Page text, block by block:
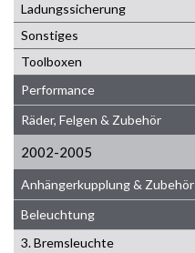
Ladungssicherung
Sonstiges
Toolboxen
Performance
Räder, Felgen & Zubehör
2002-2005
Anhängerkupplung & Zubehör
Beleuchtung
3. Bremsleuchte